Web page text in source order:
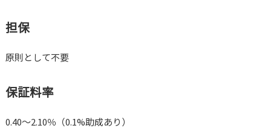
担保
原則として不要
保証料率
0.40～2.10％（0.1%助成あり）